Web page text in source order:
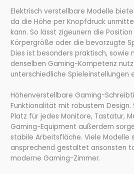
Elektrisch verstellbare Modelle
da die Höhe per Knopfdruck
kann. So lässt zigeunern die
Körpergröße oder die bevorzugte
Dies ist besonders praktisch, sowie
denselben Gaming-Kompetenz
unterschiedliche Spieleinstellungen
Höhenverstellbare Gaming-
Funktionalität mit robustem Design.
Platz für jedes Monitore, Tastatur,
Gaming-Equipment außerdem
stabile Arbeitsfläche. Viele Modelle
ansprechend gestaltet ansonsten
moderne Gaming-Zimmer.